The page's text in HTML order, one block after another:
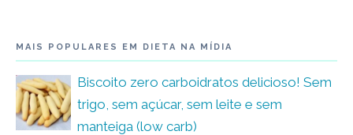
MAIS POPULARES EM DIETA NA MÍDIA
Biscoito zero carboidratos delicioso! Sem
trigo, sem açúcar, sem leite e sem
manteiga (low carb)